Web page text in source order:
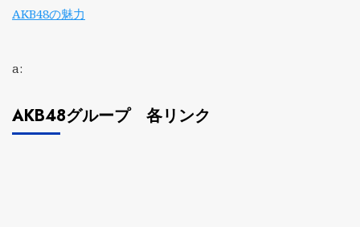
AKB48の魅力
a:
AKB48グループ 各リンク